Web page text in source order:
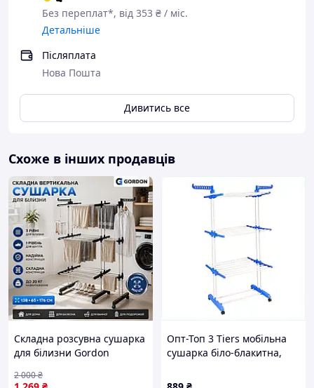
Без переплат*, від 353 ₴ / міс.
Детальніше
Післяплата
Нова Пошта
Дивитись все
Схоже в інших продавців
Складна розсувна сушарка
для білизни Gordon
полиця для взуття
2 000₴
Опт-Топ 3 Tiers мобільна
сушарка біло-блакитна,